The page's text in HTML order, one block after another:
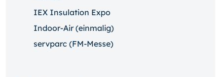
IEX Insulation Expo
Indoor-Air (einmalig)
servparc (FM-Messe)